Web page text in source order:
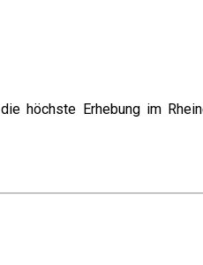
Erhebung im